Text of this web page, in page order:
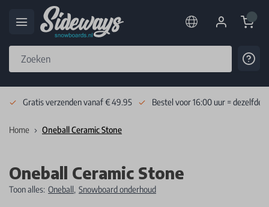
Cart
Gratis verzenden vanaf € 49.95 Bestel voor 16:00 uur = dezelfde
Home Oneball Ceramic Stone
Oneball Ceramic Stone
Toon alles: Oneball, Snowboard onderhoud